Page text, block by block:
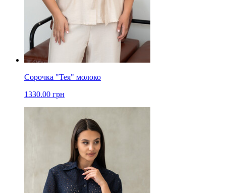
Сорочка "Тея" молоко
1330.00 грн